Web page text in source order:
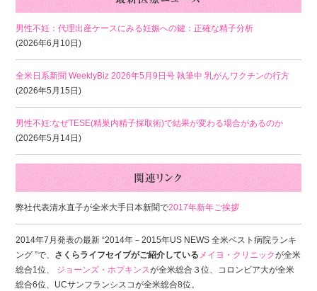
男性不妊：代理出産ケースにみる妊娠への鍵：正確な精子分析
(2026年6月10日)
全米日系新聞 WeeklyBiz 2026年5月9日号 執筆中 乳がんワクチンの行方
(2026年5月15日)
男性不妊:なぜTESE(精巣内精子採取術)で結果が変わる場合があるのか
(2026年5月14日)
弊社代表清水直子が全米大手日本新聞で2017年新年ご挨拶
2014年7月発表の最新 “2014年－2015年US NEWS 全米ベスト病院ランキ
ング ”で、 さくらライフセイブがご紹介している メイヨ・クリニックが全米
総合1位、 ジョーンズ・ホプキンスが全米総合３位、コロンビア大が全米
総合6位、UCサンフランシスコが全米総合8位。